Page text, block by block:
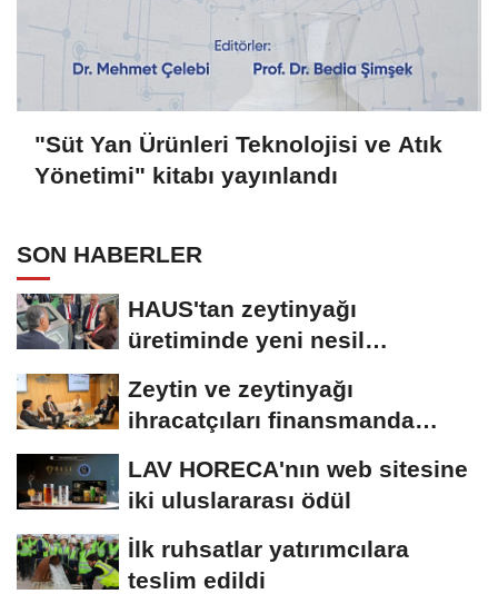
"Süt Yan Ürünleri Teknolojisi ve Atık
Yönetimi" kitabı yayınlandı
SON HABERLER
HAUS'tan zeytinyağı
üretiminde yeni nesil
Zeytin ve zeytinyağı
ihracatçıları finansmanda
LAV HORECA'nın web sitesine
iki uluslararası ödül
İlk ruhsatlar yatırımcılara
teslim edildi